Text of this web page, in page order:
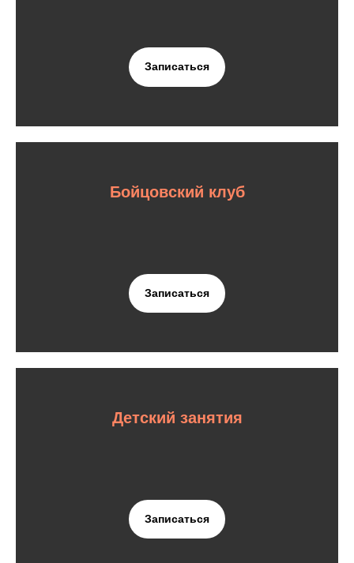
Записаться
Бойцовский клуб
Записаться
Детский занятия
Записаться